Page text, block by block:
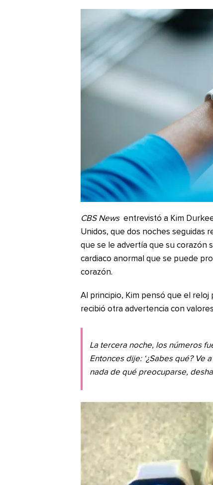
CBS News entrevistó a Kim
Unidos, que dos noches seguidas
que se le advertía que su corazón
cardiaco anormal que se puede
corazón.
Al principio, Kim pensó que el
recibió otra advertencia con
La tercera noche, los números
Entonces dije: ‘¿Sabes qué? Ve
nada de qué preocuparse,